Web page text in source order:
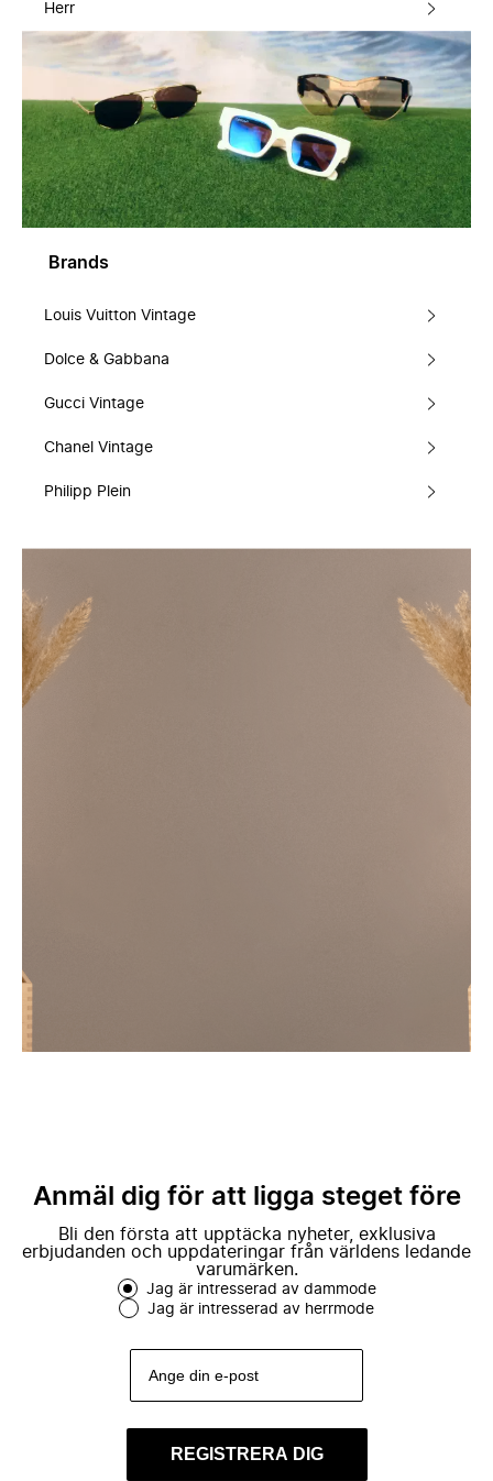
Herr
Brands
Louis Vuitton Vintage
Dolce & Gabbana
Gucci Vintage
Chanel Vintage
Philipp Plein
Anmäl dig för att ligga steget före
Bli den första att upptäcka nyheter, exklusiva
erbjudanden och uppdateringar från världens ledande
varumärken.
Jag är intresserad av dammode
Jag är intresserad av herrmode
REGISTRERA DIG